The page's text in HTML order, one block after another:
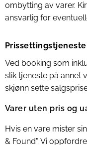
ombytting av varer.
ansvarlig for
Prissettingstjeneste
Ved booking som
slik tjeneste på annet
skjønn sette
Varer uten pris og
Hvis en vare mister
& Found". Vi